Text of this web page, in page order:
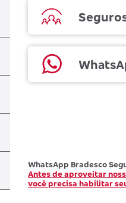
WhatsApp Bradesco
Antes de aproveitar
você precisa habilitar